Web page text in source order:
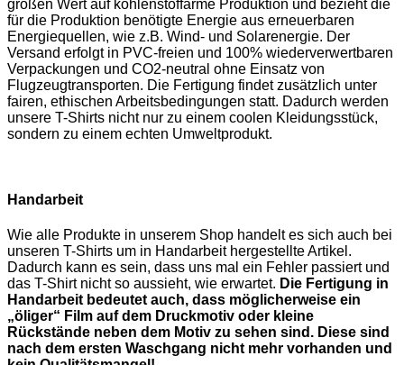
großen Wert auf kohlenstoffarme Produktion und bezieht die
für die Produktion benötigte Energie aus erneuerbaren
Energiequellen, wie z.B. Wind- und Solarenergie. Der
Versand erfolgt in PVC-freien und 100% wiederverwertbaren
Verpackungen und CO2-neutral ohne Einsatz von
Flugzeugtransporten. Die Fertigung findet zusätzlich unter
fairen, ethischen Arbeitsbedingungen statt. Dadurch werden
unsere T-Shirts nicht nur zu einem coolen Kleidungsstück,
sondern zu einem echten Umweltprodukt.
Handarbeit
Wie alle Produkte in unserem Shop handelt es sich auch bei
unseren T-Shirts um in Handarbeit hergestellte Artikel.
Dadurch kann es sein, dass uns mal ein Fehler passiert und
das T-Shirt nicht so aussieht, wie erwartet. Die Fertigung in
Handarbeit bedeutet auch, dass möglicherweise ein
„öliger“ Film auf dem Druckmotiv oder kleine
Rückstände neben dem Motiv zu sehen sind. Diese sind
nach dem ersten Waschgang nicht mehr vorhanden und